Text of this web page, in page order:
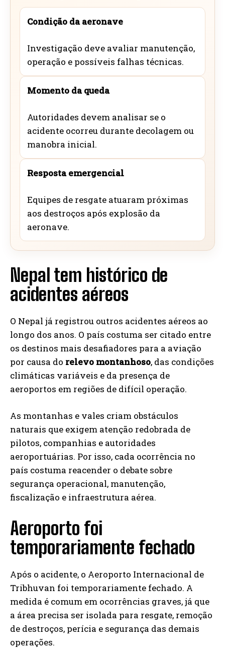
Condição da aeronave
Investigação deve avaliar manutenção,
operação e possíveis falhas técnicas.
Momento da queda
Autoridades devem analisar se o
acidente ocorreu durante decolagem ou
manobra inicial.
Resposta emergencial
Equipes de resgate atuaram próximas
aos destroços após explosão da
aeronave.
Nepal tem histórico de
acidentes aéreos
O Nepal já registrou outros acidentes aéreos ao
longo dos anos. O país costuma ser citado entre
os destinos mais desafiadores para a aviação
por causa do relevo montanhoso, das condições
climáticas variáveis e da presença de
aeroportos em regiões de difícil operação.
As montanhas e vales criam obstáculos
naturais que exigem atenção redobrada de
pilotos, companhias e autoridades
aeroportuárias. Por isso, cada ocorrência no
país costuma reacender o debate sobre
segurança operacional, manutenção,
fiscalização e infraestrutura aérea.
Aeroporto foi
temporariamente fechado
Após o acidente, o Aeroporto Internacional de
Tribhuvan foi temporariamente fechado. A
medida é comum em ocorrências graves, já que
a área precisa ser isolada para resgate, remoção
de destroços, perícia e segurança das demais
operações.